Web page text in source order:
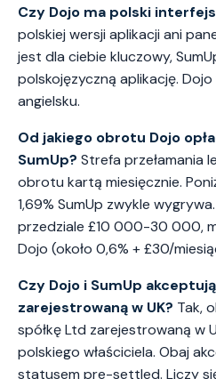
Czy Dojo ma polski
polskiej wersji aplikacji ani
jest dla ciebie kluczowy,
polskojęzyczną aplikację.
angielsku.
Od jakiego obrotu Dojo
SumUp? Strefa przełamania
obrotu kartą miesięcznie.
1,69% SumUp zwykle
przedziale £10 000-30 000,
Dojo (około 0,6% + £30/
Czy Dojo i SumUp
zarejestrowaną w UK? Tak,
spółkę Ltd zarejestrowaną w
polskiego właściciela. Obaj
statusem pre-settled. Liczy